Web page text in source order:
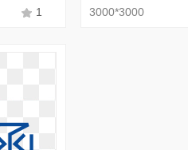
1 3000*3000